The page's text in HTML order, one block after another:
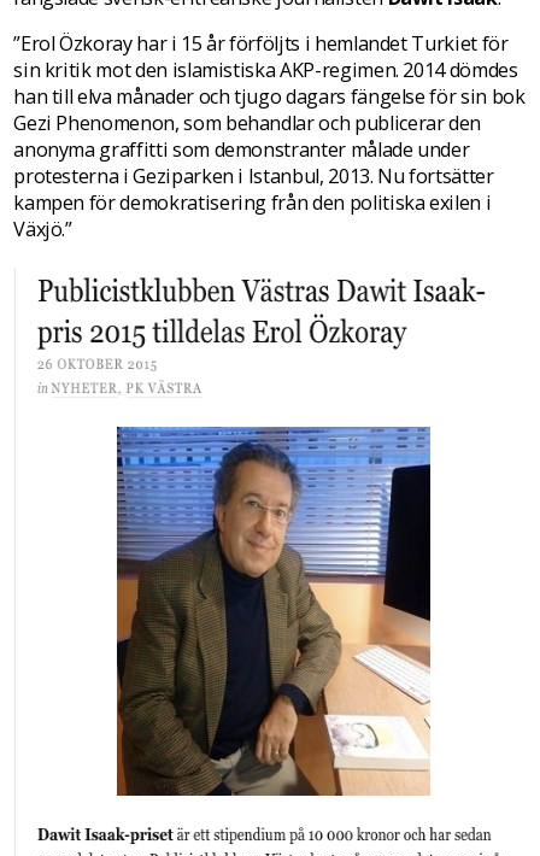
”Erol Özkoray har i 15 år förföljts i hemlandet Turkiet för
sin kritik mot den islamistiska AKP-regimen. 2014 dömdes
han till elva månader och tjugo dagars fängelse för sin bok
Gezi Phenomenon, som behandlar och publicerar den
anonyma graffitti som demonstranter målade under
protesterna i Geziparken i Istanbul, 2013. Nu fortsätter
kampen för demokratisering från den politiska exilen i
Växjö.”